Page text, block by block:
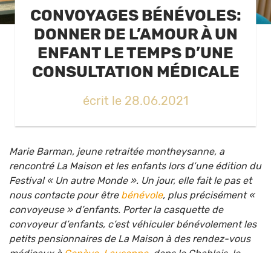
CONVOYAGES BÉNÉVOLES:
DONNER DE L’AMOUR À UN
ENFANT LE TEMPS D’UNE
CONSULTATION MÉDICALE
écrit le 28.06.2021
Marie Barman, jeune retraitée montheysanne, a
rencontré La Maison et les enfants lors d’une édition du
Festival « Un autre Monde ». Un jour, elle fait le pas et
nous contacte pour être bénévole, plus précisément «
convoyeuse » d’enfants. Porter la casquette de
convoyeur d’enfants, c’est véhiculer bénévolement les
petits pensionnaires de La Maison à des rendez-vous